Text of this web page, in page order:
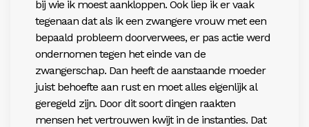
bij wie ik moest aankloppen. Ook liep ik er vaak
tegenaan dat als ik een zwangere vrouw met een
bepaald probleem doorverwees, er pas actie werd
ondernomen tegen het einde van de
zwangerschap. Dan heeft de aanstaande moeder
juist behoefte aan rust en moet alles eigenlijk al
geregeld zijn. Door dit soort dingen raakten
mensen het vertrouwen kwijt in de instanties. Dat